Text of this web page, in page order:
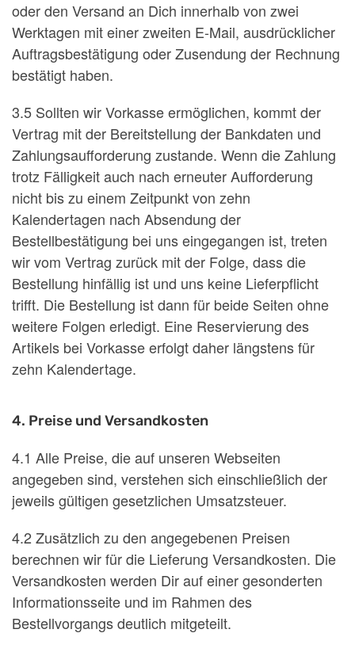
oder den Versand an Dich innerhalb von zwei
Werktagen mit einer zweiten E-Mail, ausdrücklicher
Auftragsbestätigung oder Zusendung der Rechnung
bestätigt haben.
3.5 Sollten wir Vorkasse ermöglichen, kommt der
Vertrag mit der Bereitstellung der Bankdaten und
Zahlungsaufforderung zustande. Wenn die Zahlung
trotz Fälligkeit auch nach erneuter Aufforderung
nicht bis zu einem Zeitpunkt von zehn
Kalendertagen nach Absendung der
Bestellbestätigung bei uns eingegangen ist, treten
wir vom Vertrag zurück mit der Folge, dass die
Bestellung hinfällig ist und uns keine Lieferpflicht
trifft. Die Bestellung ist dann für beide Seiten ohne
weitere Folgen erledigt. Eine Reservierung des
Artikels bei Vorkasse erfolgt daher längstens für
zehn Kalendertage.
4. Preise und Versandkosten
4.1 Alle Preise, die auf unseren Webseiten
angegeben sind, verstehen sich einschließlich der
jeweils gültigen gesetzlichen Umsatzsteuer.
4.2 Zusätzlich zu den angegebenen Preisen
berechnen wir für die Lieferung Versandkosten. Die
Versandkosten werden Dir auf einer gesonderten
Informationsseite und im Rahmen des
Bestellvorgangs deutlich mitgeteilt.